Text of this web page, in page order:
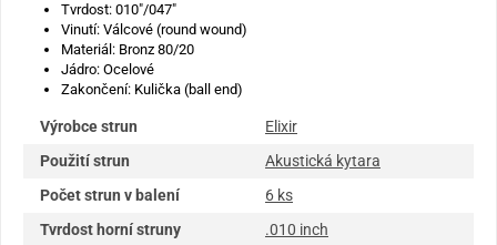
Tvrdost: 010"/047"
Vinutí: Válcové (round wound)
Materiál: Bronz 80/20
Jádro: Ocelové
Zakončení: Kulička (ball end)
Výrobce strun
Elixir
Použití strun
Akustická kytara
Počet strun v balení
6 ks
Tvrdost horní struny
.010 inch